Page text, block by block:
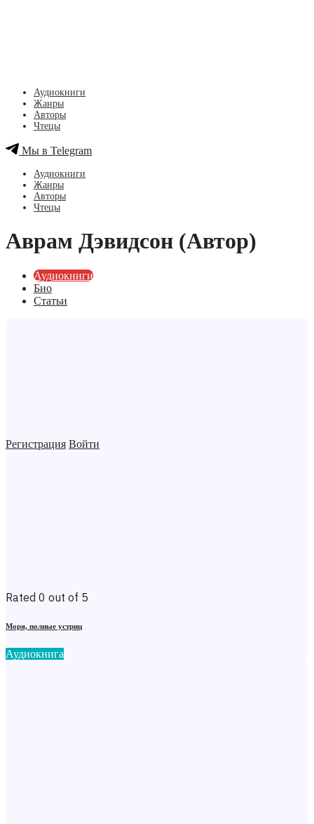
Регистрация Войти
Аудиокниги
Жанры
Авторы
Чтецы
Мы в Telegram
Аудиокниги
Жанры
Авторы
Чтецы
Аврам Дэвидсон (Автор)
Аудиокниги
Био
Статьи
Rated 0 out of 5
Моря, полные устриц
Аудиокнига